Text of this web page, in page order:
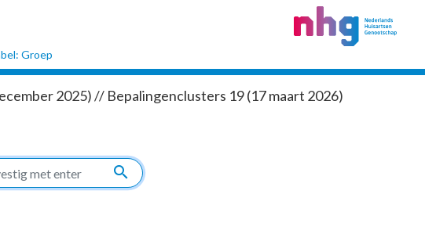
Groep
2025) // Bepalingenclusters 19 (17 maart 2026)
search